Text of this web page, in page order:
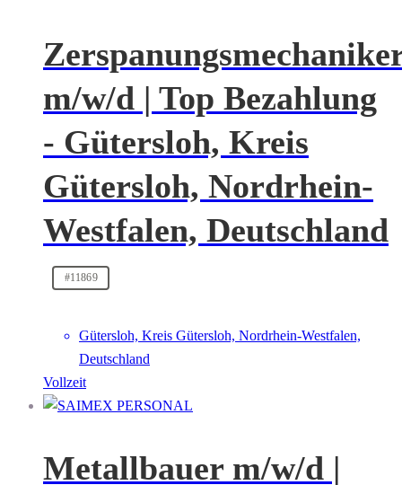
m/w/d | Top Bezahlung
- Gütersloh, Kreis
Gütersloh, Nordrhein-
Westfalen, Deutschland
#11869
Gütersloh, Kreis Gütersloh, Nordrhein-Westfalen,
Deutschland
Vollzeit
Metallbauer m/w/d |